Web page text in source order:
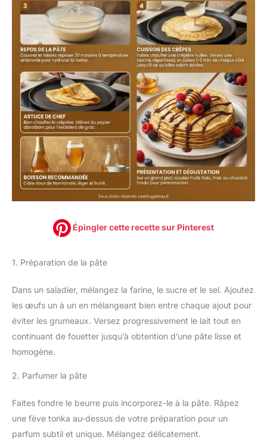
Épingler cette recette sur Pinterest
1. Préparation de la pâte
Dans un saladier, mélangez la farine, le sucre et le sel. Ajoutez
les œufs un à un en mélangeant bien entre chaque ajout pour
éviter les grumeaux. Versez progressivement le lait tout en
continuant de fouetter jusqu’à obtention d’une pâte lisse et
homogène.
2. Parfumer la pâte
Faites fondre le beurre puis incorporez-le à la pâte. Râpez
une fève tonka au-dessus de votre préparation pour un
parfum subtil et unique. Mélangez délicatement.